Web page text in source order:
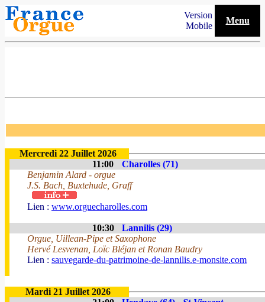
Version
Mobile
Menu
Mercredi 22 Juillet 2026
11:00
Charolles (71)
Benjamin Alard - orgue
J.S. Bach, Buxtehude, Graff
Lien : www.orguecharolles.com
10:30
Lannilis (29)
Orgue, Uillean-Pipe et Saxophone
Hervé Lesvenan, Loïc Bléjan et Ronan Baudry
Lien : sauvegarde-du-patrimoine-de-lannilis.e-monsite.com
Mardi 21 Juillet 2026